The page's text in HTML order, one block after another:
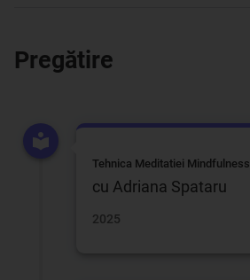
Pregătire
Tehnica Meditatiei Mindfulness
cu Adriana Spataru
2025